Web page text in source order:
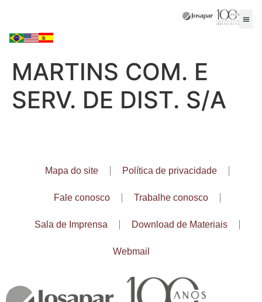
MARTINS COM. E
SERV. DE DIST. S/A
Mapa do site Política de privacidade
Fale conosco Trabalhe conosco
Sala de Imprensa Download de Materiais
Webmail